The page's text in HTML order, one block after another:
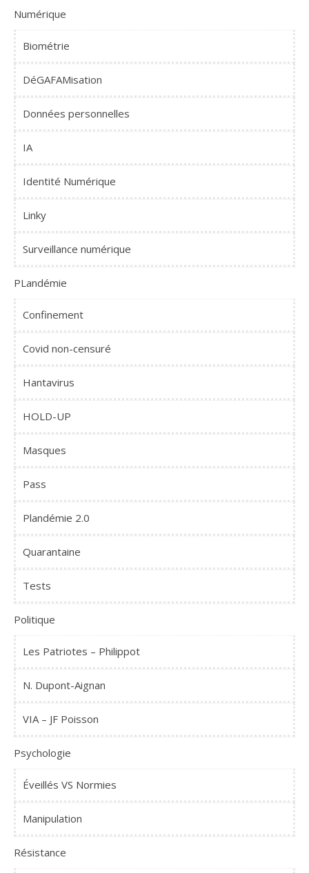
Numérique
Biométrie
DéGAFAMisation
Données personnelles
IA
Identité Numérique
Linky
Surveillance numérique
PLandémie
Confinement
Covid non-censuré
Hantavirus
HOLD-UP
Masques
Pass
Plandémie 2.0
Quarantaine
Tests
Politique
Les Patriotes – Philippot
N. Dupont-Aignan
VIA – JF Poisson
Psychologie
Éveillés VS Normies
Manipulation
Résistance